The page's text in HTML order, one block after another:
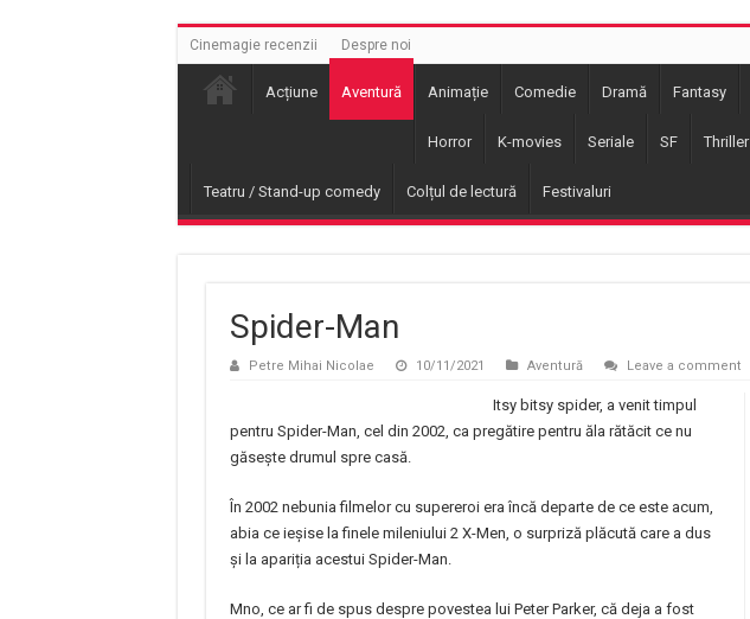
Cinemagie recenzii Despre noi
Acțiune Aventură Animație Comedie Dramă Fantasy
Horror K-movies Seriale SF Thriller
Teatru / Stand-up comedy Colțul de lectură Festivaluri
Spider-Man
Petre Mihai Nicolae 10/11/2021 Aventură Leave a comment
Itsy bitsy spider, a venit timpul
pentru Spider-Man, cel din 2002, ca pregătire pentru ăla rătăcit ce nu
găsește drumul spre casă.
În 2002 nebunia filmelor cu supereroi era încă departe de ce este acum,
abia ce ieșise la finele mileniului 2 X-Men, o surpriză plăcută care a dus
și la apariția acestui Spider-Man.
Mno, ce ar fi de spus despre povestea lui Peter Parker, că deja a fost